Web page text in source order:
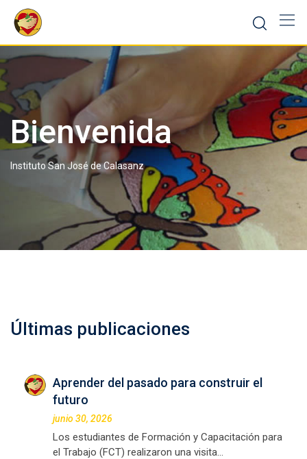
content
Bienvenida
Instituto San José de Calasanz
Últimas publicaciones
Aprender del pasado para construir el
futuro
junio 30, 2026
Los estudiantes de Formación y Capacitación para
el Trabajo (FCT) realizaron una visita…